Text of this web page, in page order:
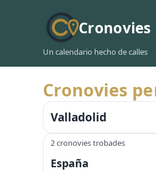
Cronovies
Un calendario hecho de calles
Cronovies
Valladolid
2 cronovies trobades
España